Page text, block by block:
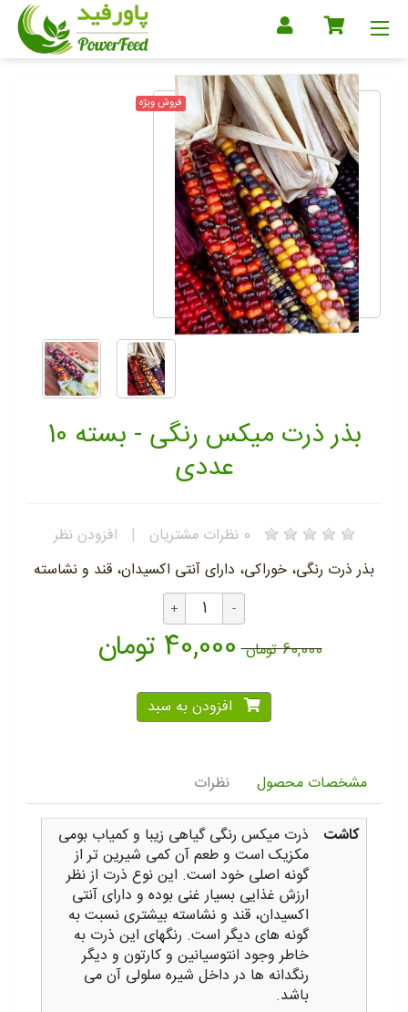
فروش ویژه
بذر ذرت میکس رنگی - بسته 10
عددی
0 نظرات مشتریان | افزودن نظر
بذر ذرت رنگی، خوراکی، دارای آنتی اکسیدان، قند و نشاسته
60,000 تومان 40,000 تومان
افزودن به سبد
مشخصات محصول نظرات
کاشت
ذرت میکس رنگی گیاهی زیبا و کمیاب بومی
مکزیک است و طعم آن کمی شیرین‌ تر از
گونه اصلی خود است. این نوع ذرت از نظر
ارزش غذایی بسیار غنی بوده و دارای آنتی‌
اکسیدان، قند و نشاسته بیشتری نسبت به
گونه های دیگر است. رنگهای این ذرت به
خاطر وجود انتوسیانین و کارتون و دیگر
رنگدانه ها در داخل شیره سلولی آن می
باشد.